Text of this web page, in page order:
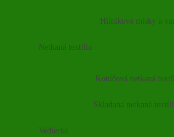
Hliníkové misky a
Netkaná textília
Kotúčová netkaná
Skladaná netkaná
Vedierka